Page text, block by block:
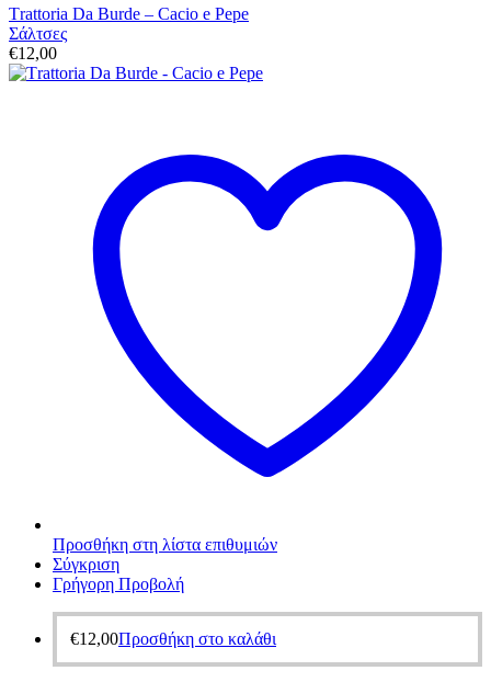
Τrattoria Da Burde – Cacio e Pepe
Σάλτσες
€12,00
Προσθήκη στη λίστα επιθυμιών
Σύγκριση
Γρήγορη Προβολή
€12,00Προσθήκη στο καλάθι